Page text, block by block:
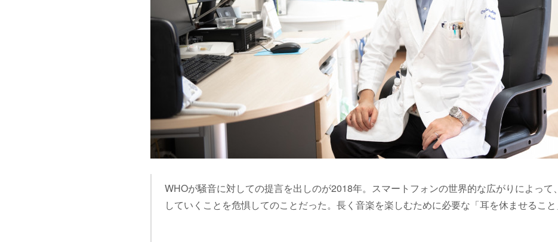
WHOが騒音に対しての提言を出しのが2018年。スマートフォンの世界的な広がりによって
していくことを危惧してのことだった。長く音楽を楽しむために必要な「耳を休ませること